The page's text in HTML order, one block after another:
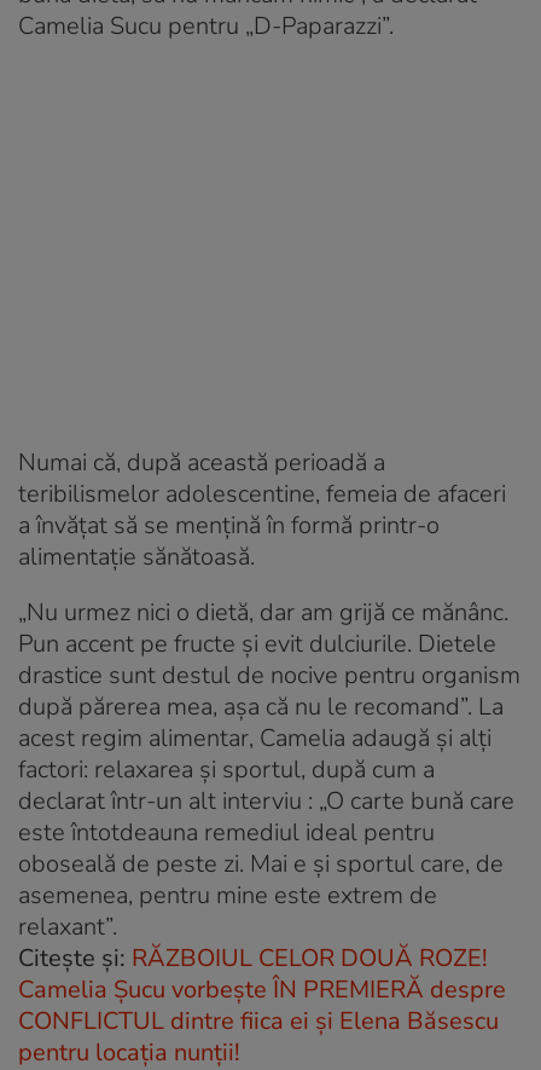
Camelia Sucu pentru „D-Paparazzi”.
Numai că, după această perioadă a
teribilismelor adolescentine, femeia de afaceri
a învăţat să se menţină în formă printr-o
alimentaţie sănătoasă.
„Nu urmez nici o dietă, dar am grijă ce mănânc.
Pun accent pe fructe şi evit dulciurile. Dietele
drastice sunt destul de nocive pentru organism
după părerea mea, aşa că nu le recomand”. La
acest regim alimentar, Camelia adaugă şi alţi
factori: relaxarea şi sportul, după cum a
declarat într-un alt interviu : „O carte bună care
este întotdeauna remediul ideal pentru
oboseală de peste zi. Mai e şi sportul care, de
asemenea, pentru mine este extrem de
relaxant”.
Citeşte şi: RĂZBOIUL CELOR DOUĂ ROZE!
Camelia Şucu vorbeşte ÎN PREMIERĂ despre
CONFLICTUL dintre fiica ei şi Elena Băsescu
pentru locaţia nunţii!